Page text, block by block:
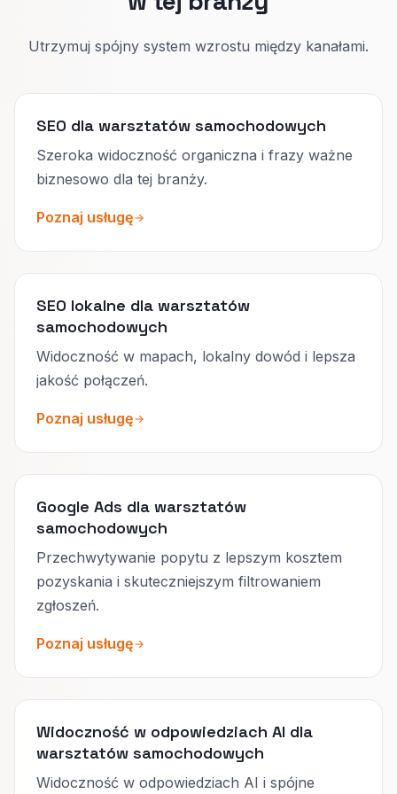
Utrzymuj spójny system wzrostu między kanałami.
SEO dla warsztatów samochodowych
Szeroka widoczność organiczna i frazy ważne
biznesowo dla tej branży.
Poznaj usługę
SEO lokalne dla warsztatów
samochodowych
Widoczność w mapach, lokalny dowód i lepsza
jakość połączeń.
Poznaj usługę
Google Ads dla warsztatów
samochodowych
Przechwytywanie popytu z lepszym kosztem
pozyskania i skuteczniejszym filtrowaniem
zgłoszeń.
Poznaj usługę
Widoczność w odpowiedziach AI dla
warsztatów samochodowych
Widoczność w odpowiedziach AI i spójne